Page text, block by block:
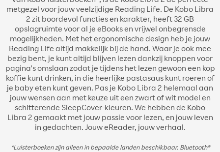
metgezel voor jouw veelzijdige Reading Life. De Kobo Libra
2 zit boordevol functies en karakter, heeft 32 GB
opslagruimte voor al je eBooks en vrijwel onbegrensde
mogelijkheden. Met het ergonomische design heb je jouw
Reading Life altijd makkelijk bij de hand. Waar je ook mee
bezig bent, je kunt altijd blijven lezen dankzij knoppen voor
pagina's omslaan zodat je tijdens het lezen gewoon een kop
koffie kunt drinken, in die heerlijke pastasaus kunt roeren of
je baby eten kunt geven. Pas je Kobo Libra 2 helemaal aan
jouw wensen aan met keuze uit een zwart of wit model en
schitterende SleepCover-kleuren. We hebben de Kobo
Libra 2 gemaakt met jouw passie voor lezen, en jouw leven
in gedachten. Jouw eReader, jouw verhaal.
*Luisterboeken zijn alleen in bepaalde landen beschikbaar. Bluetooth®